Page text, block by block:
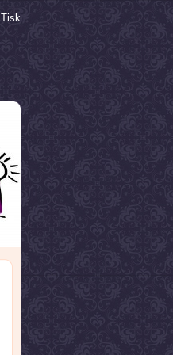
Tisk